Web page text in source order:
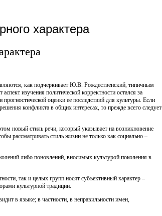
характера
как подчеркивает Ю.В. Рождественский, типичным
изучения политической корректности остался за
оценки ее последствий для культуры. Если
конфликта в общих интересах, то прежде всего следует
новый стиль речи, который указывает на возникновение
рассматривать стиль жизни не только как социально –
либо поновлений, вносимых культурой поколения в
так и целых групп носят субъективный характер –
культурной традиции.
в языке; в частности, в неправильности имен,